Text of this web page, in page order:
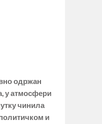
одржан
у атмосфери
чинила
и